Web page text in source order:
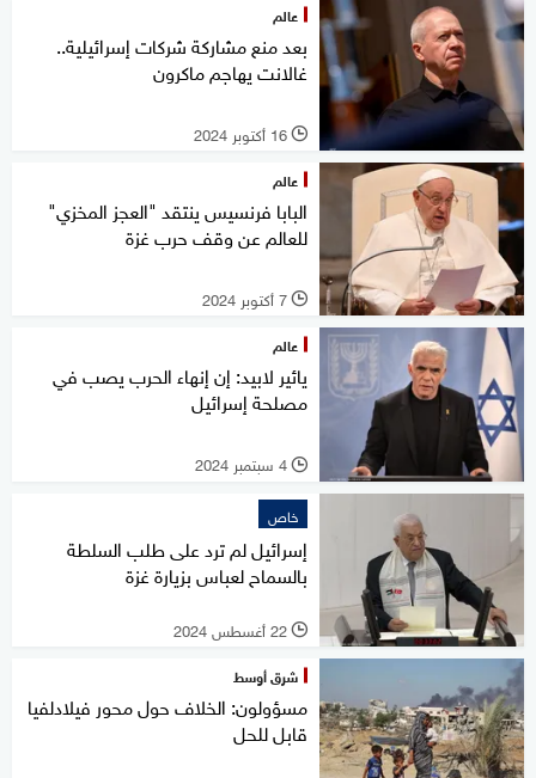
عالم
بعد منع مشاركة شركات إسرائيلية..
غالانت يهاجم ماكرون
l 16 أكتوبر 2024
عالم
البابا فرنسيس ينتقد "العجز المخزي"
للعالم عن وقف حرب غزة
l 7 أكتوبر 2024
عالم
يائير لابيد: إن إنهاء الحرب يصب في
مصلحة إسرائيل
l 4 سبتمبر 2024
خاص
إسرائيل لم ترد على طلب السلطة
بالسماح لعباس بزيارة غزة
l 22 أغسطس 2024
شرق أوسط
مسؤولون: الخلاف حول محور فيلادلفيا
قابل للحل